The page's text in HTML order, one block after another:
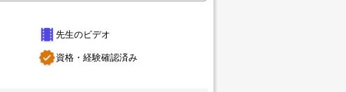
theaters 先生のビデオ
verified資格・経験確認済み